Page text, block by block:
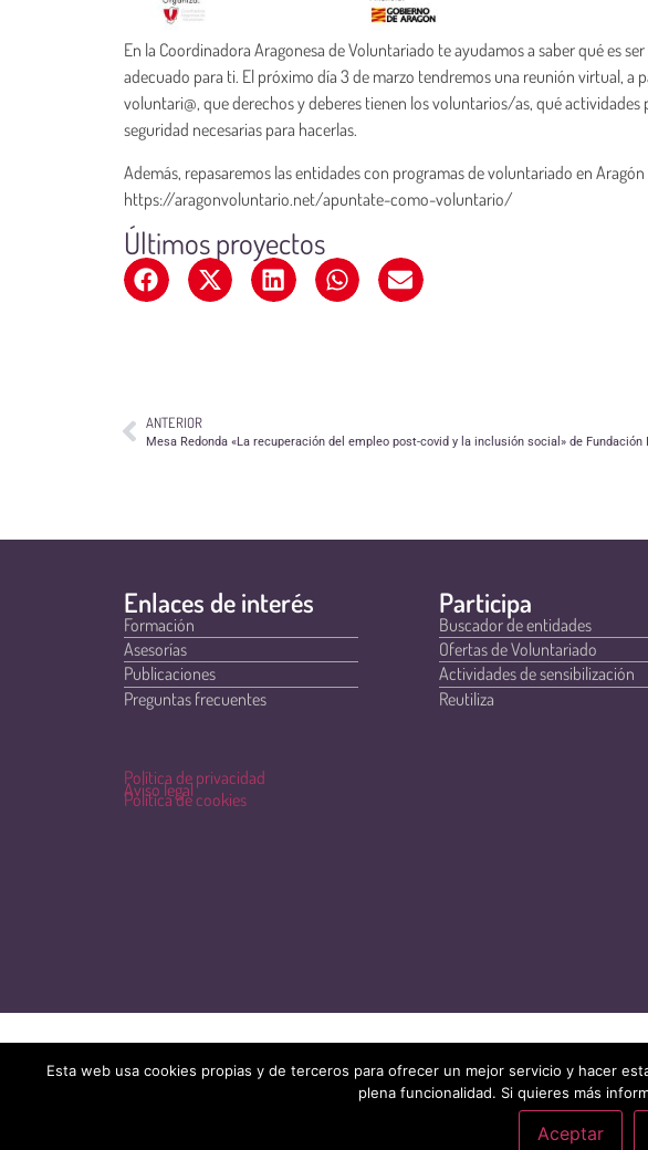
En la Coordinadora Aragonesa de Voluntariado te ayudamos a saber qué es
adecuado para ti. El próximo día 3 de marzo tendremos una reunión virtual, a
voluntari@, que derechos y deberes tienen los voluntarios/as, qué
seguridad necesarias para hacerlas.
Además, repasaremos las entidades con programas de voluntariado en
https://aragonvoluntario.net/apuntate-como-voluntario/
Últimos proyectos
ANTERIOR
Mesa Redonda «La recuperación del empleo post-covid y la inclusión social» de Fundación
Enlaces de interés
Formación
Asesorías
Publicaciones
Preguntas frecuentes
Política de privacidad
Aviso legal
Política de cookies
Participa
Buscador de entidades
Ofertas de Voluntariado
Actividades de sensibilización
Reutiliza
Esta web usa cookies propias y de terceros para ofrecer un mejor servicio y hacer
plena funcionalidad. Si quieres más
Aceptar